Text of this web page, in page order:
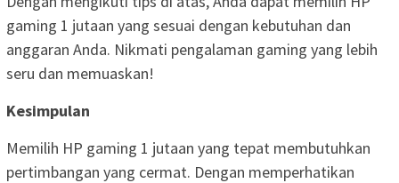
gaming 1 jutaan yang sesuai dengan kebutuhan dan
anggaran Anda. Nikmati pengalaman gaming yang lebih
seru dan memuaskan!
Kesimpulan
Memilih HP gaming 1 jutaan yang tepat membutuhkan
pertimbangan yang cermat. Dengan memperhatikan